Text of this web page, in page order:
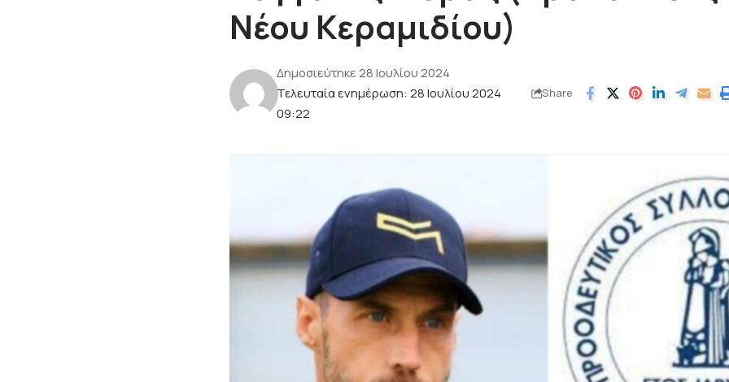
Νέου Κεραμιδίου)
Τελευταία ενημέρωση: 28 Ιουλίου 2024
09:22
Δημοσιεύτηκε 28 Ιουλίου 2024
Share